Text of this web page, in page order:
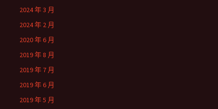
2024 年 3 月
2024 年 2 月
2020 年 6 月
2019 年 8 月
2019 年 7 月
2019 年 6 月
2019 年 5 月